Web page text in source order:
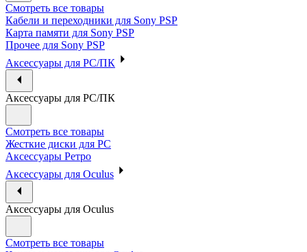
Смотреть все товары
Кабели и переходники для Sony PSP
Карта памяти для Sony PSP
Прочее для Sony PSP
Аксессуары для PC/ПК
Аксессуары для PC/ПК
Смотреть все товары
Жесткие диски для PC
Аксессуары Ретро
Аксессуары для Oculus
Аксессуары для Oculus
Смотреть все товары